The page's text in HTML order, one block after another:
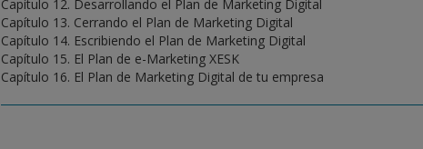
Capítulo 12. Desarrollando el Plan de Marketing Digital
Capítulo 13. Cerrando el Plan de Marketing Digital
Capítulo 14. Escribiendo el Plan de Marketing Digital
Capítulo 15. El Plan de e-Marketing XESK
Capítulo 16. El Plan de Marketing Digital de tu empresa